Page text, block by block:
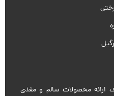
ارائه محصولات سالم و مغذی